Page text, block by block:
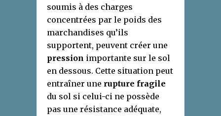
soumis à des charges
concentrées par le poids des
marchandises qu’ils
supportent, peuvent créer une
pression importante sur le sol
en dessous. Cette situation peut
entraîner une rupture fragile
du sol si celui-ci ne possède
pas une résistance adéquate,